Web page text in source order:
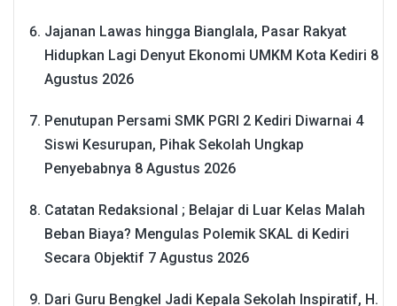
Jajanan Lawas hingga Bianglala, Pasar Rakyat
Hidupkan Lagi Denyut Ekonomi UMKM Kota Kediri 8
Agustus 2026
Penutupan Persami SMK PGRI 2 Kediri Diwarnai 4
Siswi Kesurupan, Pihak Sekolah Ungkap
Penyebabnya 8 Agustus 2026
Catatan Redaksional ; Belajar di Luar Kelas Malah
Beban Biaya? Mengulas Polemik SKAL di Kediri
Secara Objektif 7 Agustus 2026
Dari Guru Bengkel Jadi Kepala Sekolah Inspiratif, H.